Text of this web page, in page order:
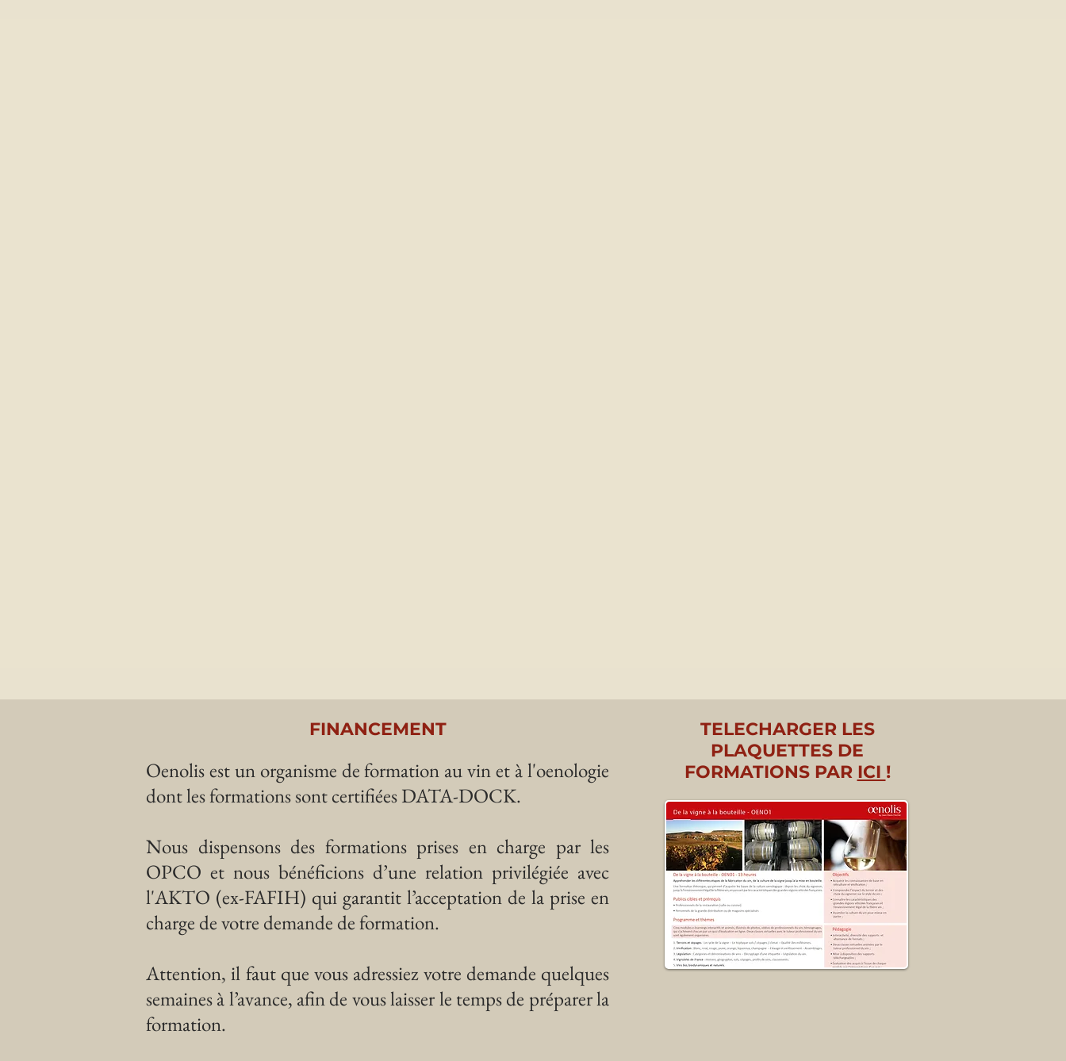
FINANCEMENT
Oenolis est un organisme de formation au vin et à l'oenologie
dont les formations sont certifiées DATA-DOCK.
Nous dispensons des formations prises en charge par les
OPCO et nous bénéficions d’une relation privilégiée avec
l'AKTO (ex-FAFIH) qui garantit l’acceptation de la prise en
charge de votre demande de formation.
Attention, il faut que vous adressiez votre demande quelques
semaines à l’avance, afin de vous laisser le temps de préparer la
formation.
TELECHARGER LES
PLAQUETTES DE
FORMATIONS PAR ICI !